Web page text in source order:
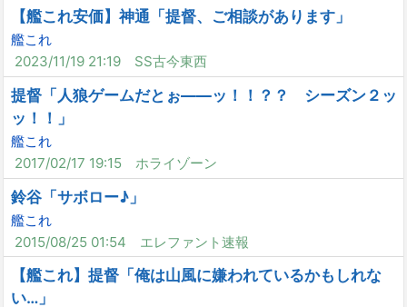
【艦これ安価】神通「提督、ご相談があります」
艦これ
2023/11/19 21:19
SS古今東西
提督「人狼ゲームだとぉ――ッ！！？？ シーズン２ッ
ッ！！」
艦これ
2017/02/17 19:15
ホライゾーン
鈴谷「サボロー♪」
艦これ
2015/08/25 01:54
エレファント速報
【艦これ】提督「俺は山風に嫌われているかもしれな
い…」